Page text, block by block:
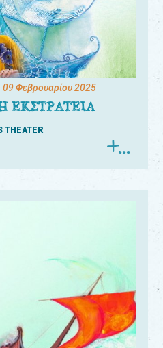
09 Φεβρουαρίου 2025
ΕΚΣΤΡΑΤΕΙΑ
THEATER